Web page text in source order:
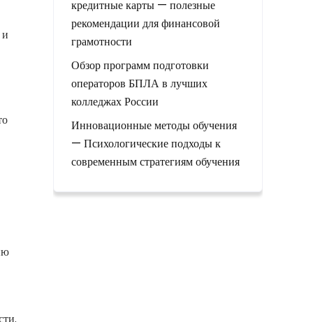
кредитные карты — полезные
рекомендации для финансовой
грамотности
Обзор программ подготовки
операторов БПЛА в лучших
колледжах России
Инновационные методы обучения
— Психологические подходы к
современным стратегиям обучения